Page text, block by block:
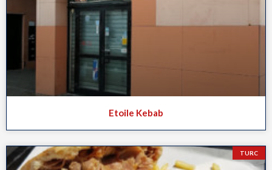
Etoile Kebab
TURC